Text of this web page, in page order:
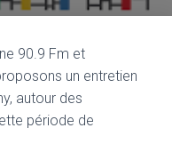
90.9 Fm et
un entretien
autour des
période de